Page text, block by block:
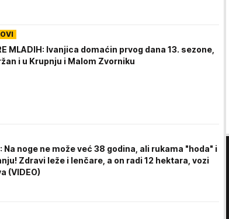
MLADIH: Ivanjica domaćin prvog dana 13. sezone,
i u Krupnju i Malom Zvorniku
Na noge ne može već 38 godina, ali rukama "hoda" i
Zdravi leže i lenčare, a on radi 12 hektara, vozi
(VIDEO)